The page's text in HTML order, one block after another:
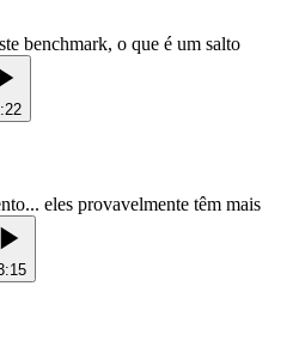
benchmark, o que é um salto
eles provavelmente têm mais